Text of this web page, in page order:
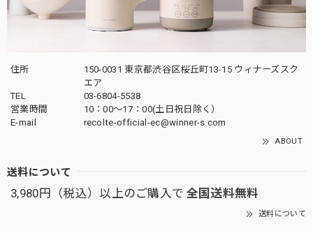
住所
150-0031 東京都渋谷区桜丘町13-15 ウィナーズスク
エア
TEL
03-6804-5538
営業時間
10：00〜17：00(土日祝日除く）
E-mail
recolte-official-ec@winner-s.com
ABOUT
送料について
3,980円（税込）以上のご購入で 全国送料無料
送料について